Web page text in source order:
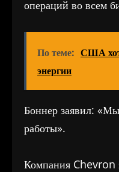
операций во всем
По теме: США
энергии
Боннер заявил:
работы».
Компания Chevron